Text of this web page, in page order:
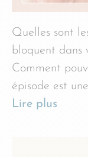
Quelles sont
bloquent dans
Comment
épisode est
Lire plus